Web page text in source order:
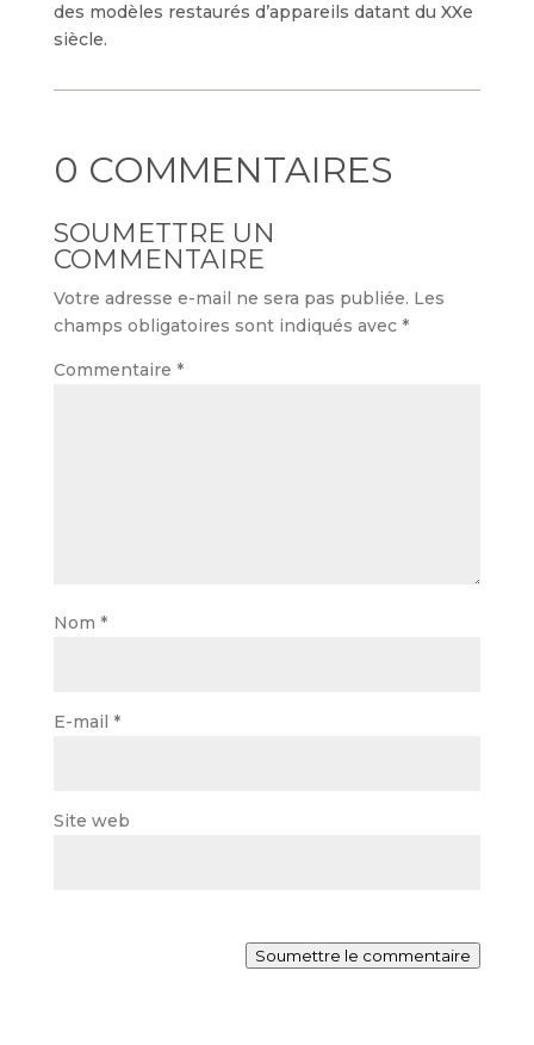
des modèles restaurés d’appareils datant du XXe
siècle.
0 COMMENTAIRES
SOUMETTRE UN
COMMENTAIRE
Votre adresse e-mail ne sera pas publiée. Les
champs obligatoires sont indiqués avec *
Commentaire *
Nom *
E-mail *
Site web
Soumettre le commentaire